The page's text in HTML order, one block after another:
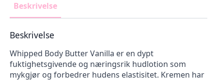
Beskrivelse
Beskrivelse
Whipped Body Butter Vanilla er en dypt
fuktighetsgivende og næringsrik hudlotion som
mykgjør og forbedrer hudens elastisitet. Kremen har